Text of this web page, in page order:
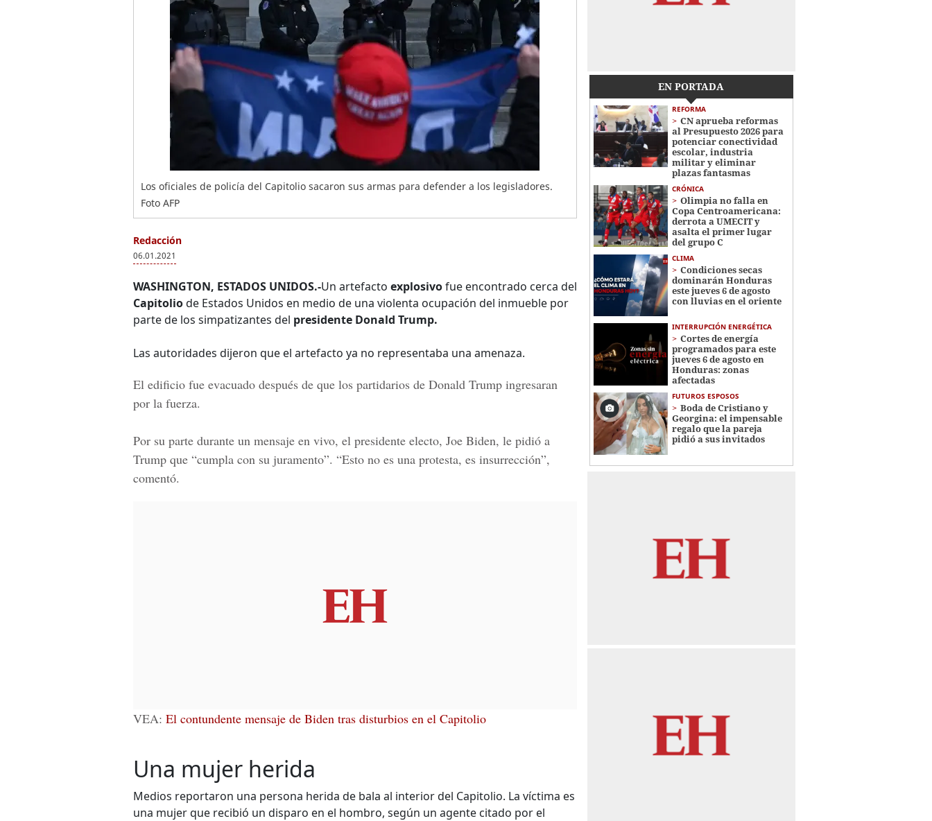
Los oficiales de policía del Capitolio sacaron sus armas para defender a los legisladores.
Foto AFP
Redacción
06.01.2021
WASHINGTON, ESTADOS UNIDOS.-Un artefacto explosivofue encontrado cerca del
Capitoliode Estados Unidos en medio de una violenta ocupación del inmueble por
parte de los simpatizantes del presidente Donald Trump.
Las autoridades dijeron que el artefacto ya no representaba una amenaza.
El edificio fue evacuado después de que los partidarios de Donald Trump ingresaran
por la fuerza.
Por su parte durante un mensaje en vivo, el presidente electo, Joe Biden, le pidió a
Trump que “cumpla con su juramento”. “Esto no es una protesta, es insurrección”,
comentó.
VEA: El contundente mensaje de Biden tras disturbios en el Capitolio
Una mujer herida
Medios reportaron una persona herida de bala al interior del Capitolio. La víctima es
una mujer que recibió un disparo en el hombro, según un agente citado por el
EN PORTADA
REFORMA
CN aprueba reformas
al Presupuesto 2026 para
potenciar conectividad
escolar, industria
militar y eliminar
plazas fantasmas
CRÓNICA
Olimpia no falla en
Copa Centroamericana:
derrota a UMECIT y
asalta el primer lugar
del grupo C
CLIMA
Condiciones secas
dominarán Honduras
este jueves 6 de agosto
con lluvias en el oriente
INTERRUPCIÓN ENERGÉTICA
Cortes de energía
programados para este
jueves 6 de agosto en
Honduras: zonas
afectadas
FUTUROS ESPOSOS
Boda de Cristiano y
Georgina: el impensable
regalo que la pareja
pidió a sus invitados